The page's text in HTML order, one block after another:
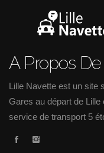
A Propos
Lille Navette est un site
Gares au départ de
service de transport 5